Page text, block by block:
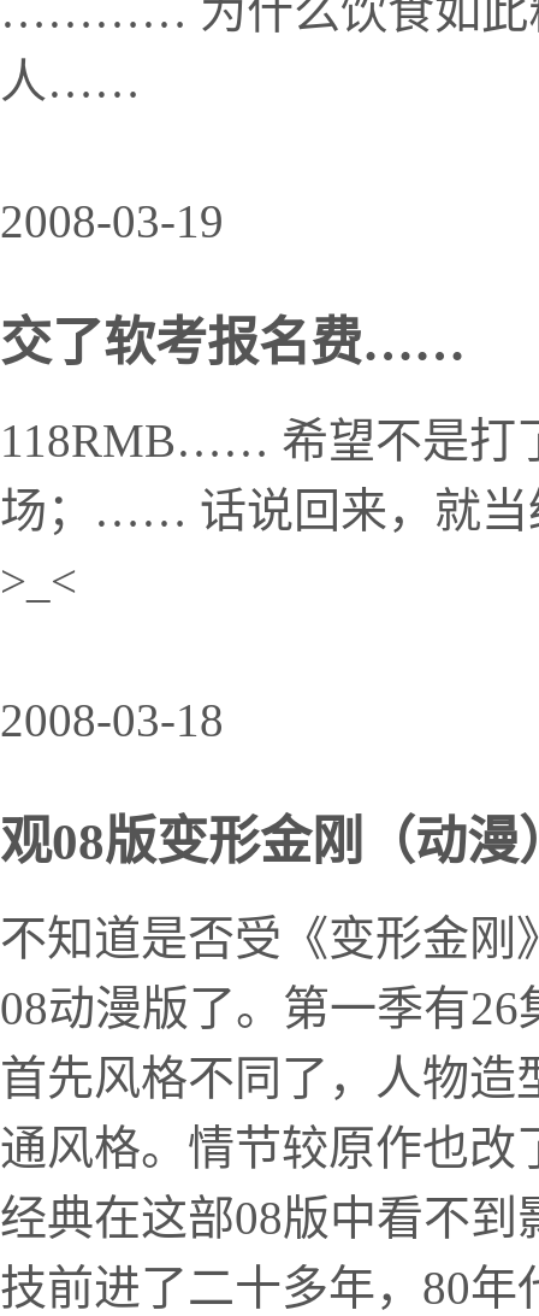
………… 为什么饮食如此
人……
2008-03-19
交了软考报名费……
118RMB…… 希望不是打
场；…… 话说回来，就
>_<
2008-03-18
观08版变形金刚（动漫
不知道是否受《变形金
08动漫版了。第一季有
首先风格不同了，人物
通风格。情节较原作也改
经典在这部08版中看不
技前进了二十多年，80